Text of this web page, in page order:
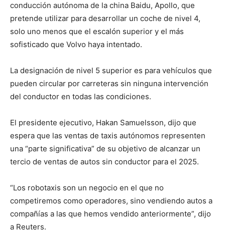
conducción autónoma de la china Baidu, Apollo, que
pretende utilizar para desarrollar un coche de nivel 4,
solo uno menos que el escalón superior y el más
sofisticado que Volvo haya intentado.
La designación de nivel 5 superior es para vehículos que
pueden circular por carreteras sin ninguna intervención
del conductor en todas las condiciones.
El presidente ejecutivo, Hakan Samuelsson, dijo que
espera que las ventas de taxis autónomos representen
una “parte significativa” de su objetivo de alcanzar un
tercio de ventas de autos sin conductor para el 2025.
“Los robotaxis son un negocio en el que no
competiremos como operadores, sino vendiendo autos a
compañías a las que hemos vendido anteriormente”, dijo
a Reuters.